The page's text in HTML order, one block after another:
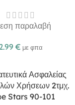
παραλαβή
2.99 € με φπα
Ασφαλείας
Χρήσεων 2τμχ.
Stars 90-101